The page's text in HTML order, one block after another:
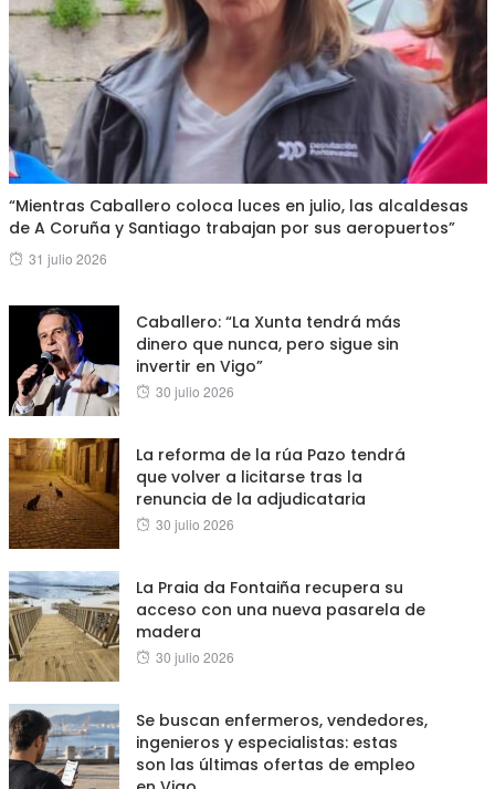
“Mientras Caballero coloca luces en julio, las alcaldesas
de A Coruña y Santiago trabajan por sus aeropuertos”
Posted
31 julio 2026
Caballero: “La Xunta tendrá más
dinero que nunca, pero sigue sin
invertir en Vigo”
Posted
30 julio 2026
La reforma de la rúa Pazo tendrá
que volver a licitarse tras la
renuncia de la adjudicataria
Posted
30 julio 2026
La Praia da Fontaiña recupera su
acceso con una nueva pasarela de
madera
Posted
30 julio 2026
Se buscan enfermeros, vendedores,
ingenieros y especialistas: estas
son las últimas ofertas de empleo